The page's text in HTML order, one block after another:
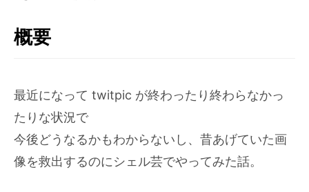
概要
最近になって twitpic が終わったり終わらなかっ
たりな状況で
今後どうなるかもわからないし、昔あげていた画
像を救出するのにシェル芸でやってみた話。